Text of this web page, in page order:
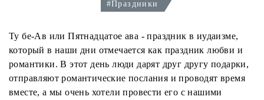
#Праздники
Ту бе-Ав или Пятнадцатое ава - праздник в иудаизме,
который в наши дни отмечается как праздник любви и
романтики. В этот день люди дарят друг другу подарки,
отправляют романтические послания и проводят время
вместе, а мы очень хотели провести его с нашими